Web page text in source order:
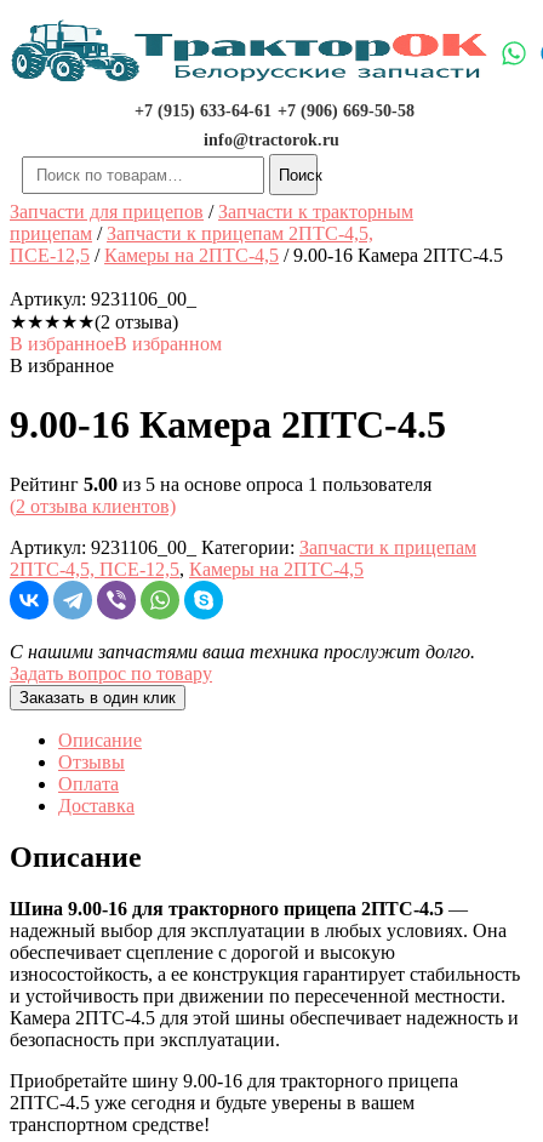
Перейти
содержимому
+7 (915) 633-64-61 +7 (906) 669-50-58
info@tractorok.ru
Искать:
Поиск
Запчасти для прицепов /Запчасти к тракторным
прицепам /Запчасти к прицепам 2ПТС-4,5,
ПСЕ-12,5 /Камеры на 2ПТС-4,5 / 9.00-16 Камера 2ПТС-4.5
Артикул: 9231106_00_
★★★★★(2 отзыва)
В избранноеВ избранном
В избранное
9.00-16 Камера 2ПТС-4.5
Рейтинг 5.00 из 5 на основе опроса 1 пользователя
(2 отзыва клиентов)
Артикул: 9231106_00_ Категории: Запчасти к прицепам
2ПТС-4,5, ПСЕ-12,5, Камеры на 2ПТС-4,5
С нашими запчастями ваша техника прослужит долго.
Задать вопрос по товару
Заказать в один клик
Описание
Отзывы
Оплата
Доставка
Описание
Шина 9.00-16 для тракторного прицепа 2ПТС-4.5 —
надежный выбор для эксплуатации в любых условиях. Она
обеспечивает сцепление с дорогой и высокую
износостойкость, а ее конструкция гарантирует стабильность
и устойчивость при движении по пересеченной местности.
Камера 2ПТС-4.5 для этой шины обеспечивает надежность и
безопасность при эксплуатации.
Приобретайте шину 9.00-16 для тракторного прицепа
2ПТС-4.5 уже сегодня и будьте уверены в вашем
транспортном средстве!